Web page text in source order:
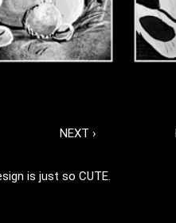
NEXT ›
is just so CUTE.